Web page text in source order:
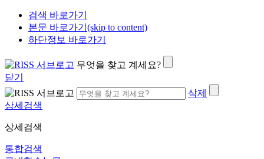
검색 바로가기
본문 바로가기(skip to content)
하단정보 바로가기
무엇을 찾고 계세요?
닫기
삭제
상세검색
상세검색
통합검색